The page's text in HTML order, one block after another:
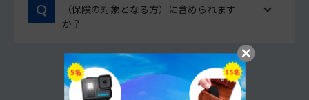
（保険の対象となる方）に含められます
か？
他のよくあるご質問をみる